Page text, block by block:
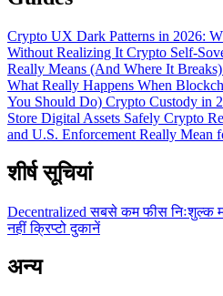
Crypto UX Dark Patterns in 2026:
Without Realizing It Crypto Self-
Really Means (And Where It Breaks)
What Really Happens When
You Should Do) Crypto Custody in
Store Digital Assets Safely Crypto
and U.S. Enforcement Really Mean
शीर्ष सूचियां
Decentralizedसबसे कम फीसनिःशुल्क
नहींक्रिप्टो दुकानें
अन्य